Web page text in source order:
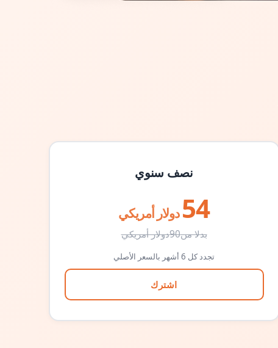
نصف سنوي
54 دولار أمريكي
بدلا من90دولار أمريكي
تجدد كل 6 أشهر بالسعر الأصلي
اشترك